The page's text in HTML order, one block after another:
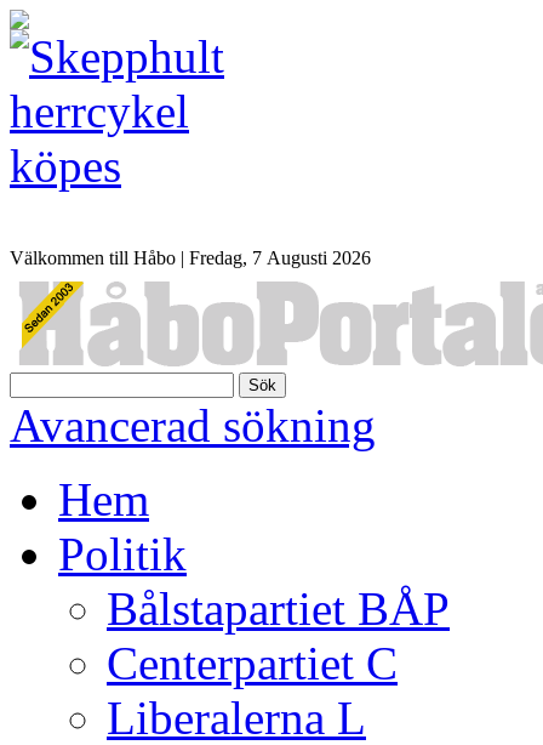
Välkommen till Håbo | Fredag, 7 Αugusti 2026
Sök
Avancerad sökning
Hem
Politik
Bålstapartiet BÅP
Centerpartiet C
Liberalerna L